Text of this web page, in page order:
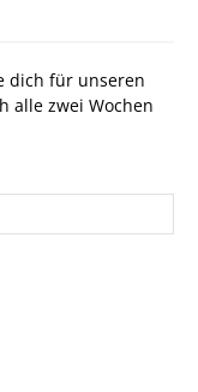
dich für unseren
alle zwei Wochen